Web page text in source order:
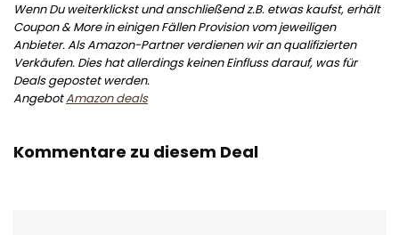
Wenn Du weiterklickst und anschließend z.B. etwas kaufst, erhält
Coupon & More in einigen Fällen Provision vom jeweiligen
Anbieter. Als Amazon-Partner verdienen wir an qualifizierten
Verkäufen. Dies hat allerdings keinen Einfluss darauf, was für
Deals gepostet werden.
AngebotAmazon deals
Kommentare zu diesem Deal